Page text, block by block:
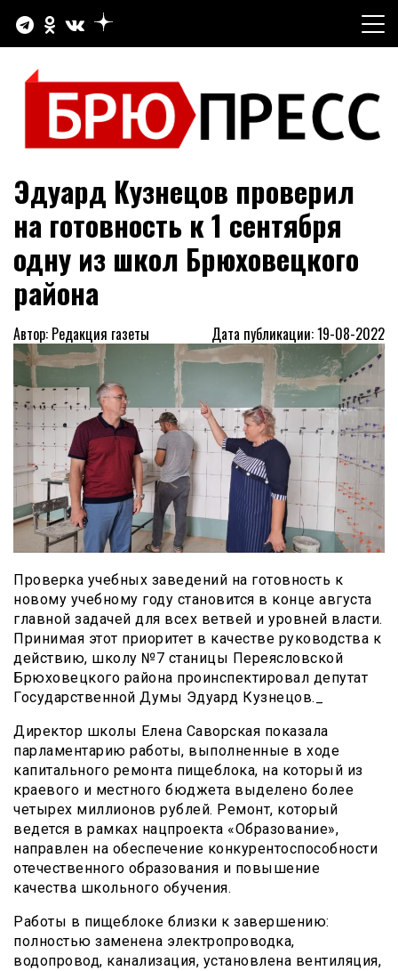
содержимому
БРЮПРЕСС
Официальный сайт газеты "Брюховецкие новости"
Эдуард Кузнецов проверил
на готовность к 1 сентября
одну из школ Брюховецкого
района
Автор: Редакция газеты Дата публикации: 19-08-2022
Проверка учебных заведений на готовность к
новому учебному году становится в конце августа
главной задачей для всех ветвей и уровней власти.
Принимая этот приоритет в качестве руководства к
действию, школу №7 станицы Переясловской
Брюховецкого района проинспектировал депутат
Государственной Думы Эдуард Кузнецов._
Директор школы Елена Саворская показала
парламентарию работы, выполненные в ходе
капитального ремонта пищеблока, на который из
краевого и местного бюджета выделено более
четырех миллионов рублей. Ремонт, который
ведется в рамках нацпроекта «Образование»,
направлен на обеспечение конкурентоспособности
отечественного образования и повышение
качества школьного обучения.
Работы в пищеблоке близки к завершению:
полностью заменена электропроводка,
водопровод, канализация, установлена вентиляция,